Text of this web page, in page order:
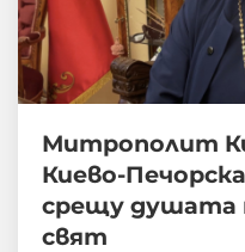
Митрополит
Киево-
срещу душата
свят